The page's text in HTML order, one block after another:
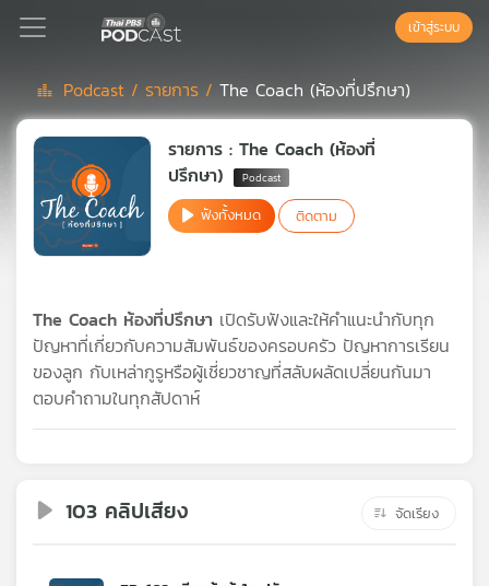
Podcast
เพล
เพล
คุณ
เพลง
เข้าสู่ระบบ
Podcast /รายการ /The Coach (ห้องที่ปรึกษา)
รายการ : The Coach (ห้องที่
ปรึกษา)
ฟังทั้งหมด ติดตาม
The Coach ห้องที่ปรึกษา เปิดรับฟังและให้คำแนะนำกับทุก
ปัญหาที่เกี่ยวกับความสัมพันธ์ของครอบครัว ปัญหาการเรียน
ของลูก กับเหล่ากูรูหรือผู้เชี่ยวชาญที่สลับผลัดเปลี่ยนกันมา
ตอบคำถามในทุกสัปดาห์
103 คลิปเสียง จัดเรียง